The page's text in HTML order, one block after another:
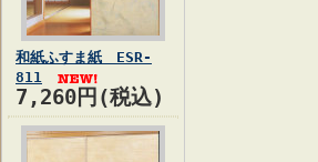
和紙ふすま紙 ESR-
811
7,260円(税込)